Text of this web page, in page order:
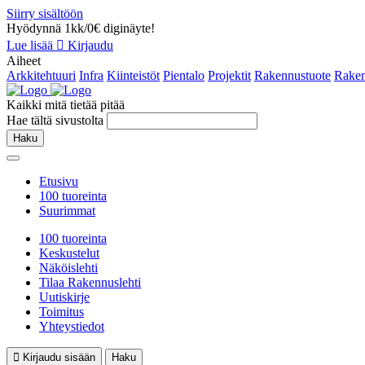
Siirry sisältöön
Hyödynnä 1kk/0€ diginäyte!
Lue lisää
Kirjaudu
Aiheet
Arkkitehtuuri Infra Kiinteistöt Pientalo Projektit Rakennustuote
Kaikki mitä tietää pitää
Hae tältä sivustolta
Haku
Etusivu
100 tuoreinta
Suurimmat
100 tuoreinta
Keskustelut
Näköislehti
Tilaa Rakennuslehti
Uutiskirje
Toimitus
Yhteystiedot
Kirjaudu sisään
Haku